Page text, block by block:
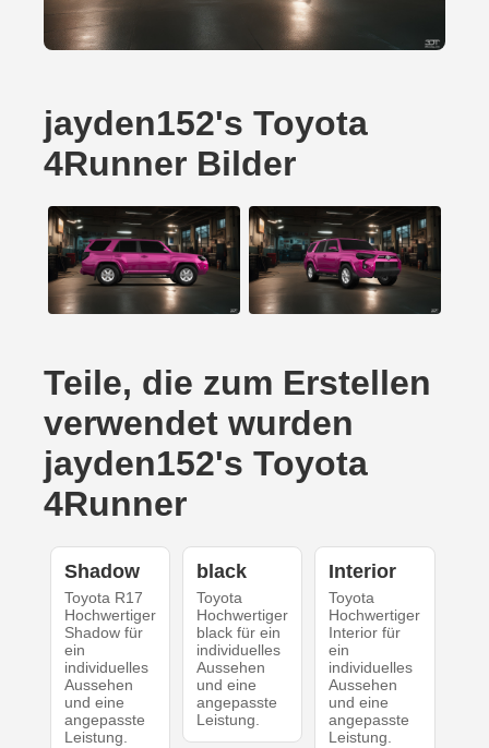
jayden152's Toyota
4Runner Bilder
Teile, die zum Erstellen
verwendet wurden
jayden152's Toyota
4Runner
Shadow
Toyota R17
Hochwertiger
Shadow für
ein
individuelles
Aussehen
und eine
angepasste
Leistung.
black
Toyota
Hochwertiger
black für ein
individuelles
Aussehen
und eine
angepasste
Leistung.
Interior
Toyota
Hochwertiger
Interior für
ein
individuelles
Aussehen
und eine
angepasste
Leistung.